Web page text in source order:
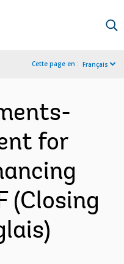
Cette page en : Français
for
(Closing